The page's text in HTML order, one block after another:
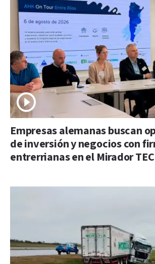
Empresas alemanas buscan
de inversión y negocios con
entrerrianas en el Mirador TEC